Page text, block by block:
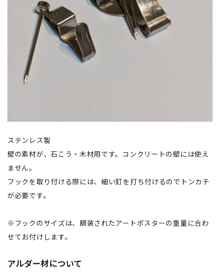
ステンレス製
壁の素材が、石こう・木材用です。コンクリートの壁には使え
ません。
フックを取り付ける際には、細い釘を打ち付けるのでトンカチ
が必要です。
※フックのサイズは、額装されたアートポスターの重量に合わ
せてお付けします。
アルダー材について